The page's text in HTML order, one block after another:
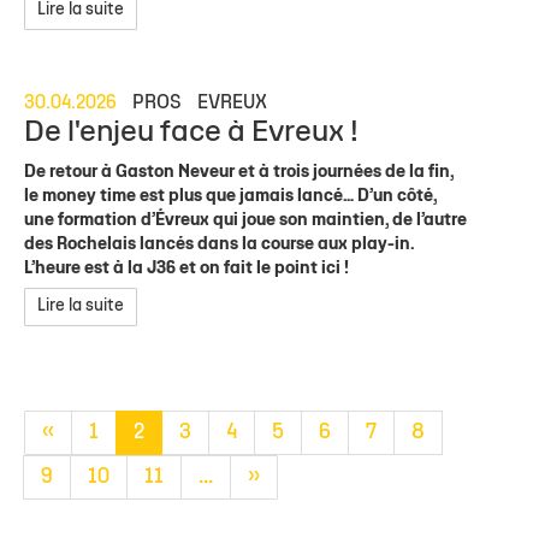
Lire la suite
30.04.2026 PROS EVREUX
De l'enjeu face à Evreux !
De retour à Gaston Neveur et à trois journées de la fin,
le money time est plus que jamais lancé… D’un côté,
une formation d’Évreux qui joue son maintien, de l’autre
des Rochelais lancés dans la course aux play-in.
L’heure est à la J36 et on fait le point ici !
Lire la suite
« 1 2 3 4 5 6 7 8
9 10 11 ... »